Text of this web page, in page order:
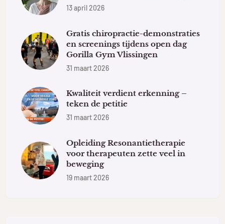
13 april 2026
Gratis chiropractie-demonstraties
en screenings tijdens open dag
Gorilla Gym Vlissingen
31 maart 2026
Kwaliteit verdient erkenning –
teken de petitie
31 maart 2026
Opleiding Resonantietherapie
voor therapeuten zette veel in
beweging
19 maart 2026